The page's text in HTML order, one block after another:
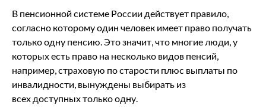
В пенсионной системе России действует правило,
согласно которому один человек имеет право получать
только одну пенсию. Это значит, что многие люди, у
которых есть право на несколько видов пенсий,
например, страховую по старости плюс выплаты по
инвалидности, вынуждены выбирать из
всех доступных только одну.